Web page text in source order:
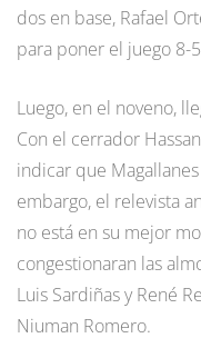
dos en base, Rafael
para poner el juego 8-
Luego, en el noveno,
Con el cerrador
indicar que
embargo, el relevista
no está en su mejor
congestionaran las
Luis Sardiñas y René
Niuman Romero.